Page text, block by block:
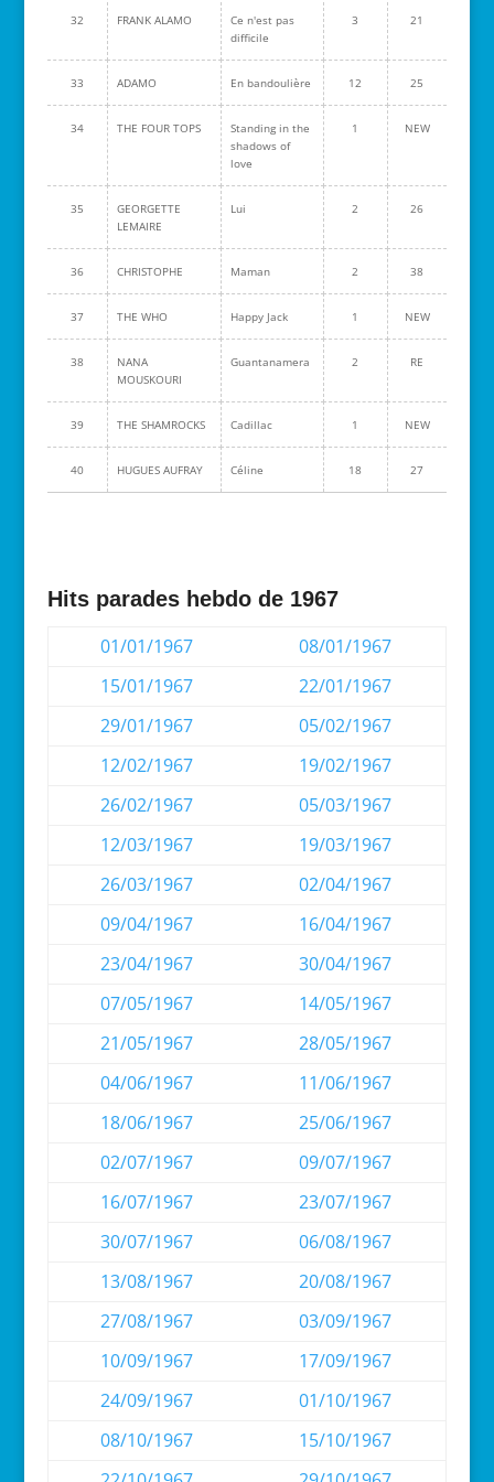
32 FRANK ALAMO
Ce n'est pas
difficile
3 21
33 ADAMO En bandoulière 12 25
34 THE FOUR TOPS
Standing in the
shadows of
love
1 NEW
35
GEORGETTE
LEMAIRE
Lui 2 26
36 CHRISTOPHE Maman 2 38
37 THE WHO Happy Jack 1 NEW
38
NANA
MOUSKOURI
Guantanamera 2 RE
39 THE SHAMROCKS Cadillac 1 NEW
40 HUGUES AUFRAY Céline 18 27
Hits parades hebdo de 1967
01/01/1967
08/01/1967
15/01/1967
22/01/1967
29/01/1967
05/02/1967
12/02/1967
19/02/1967
26/02/1967
05/03/1967
12/03/1967
19/03/1967
26/03/1967
02/04/1967
09/04/1967
16/04/1967
23/04/1967
30/04/1967
07/05/1967
14/05/1967
21/05/1967
28/05/1967
04/06/1967
11/06/1967
18/06/1967
25/06/1967
02/07/1967
09/07/1967
16/07/1967
23/07/1967
30/07/1967
06/08/1967
13/08/1967
20/08/1967
27/08/1967
03/09/1967
10/09/1967
17/09/1967
24/09/1967
01/10/1967
08/10/1967
15/10/1967